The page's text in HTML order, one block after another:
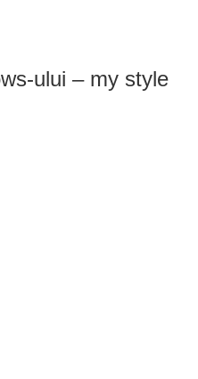
ului – my style